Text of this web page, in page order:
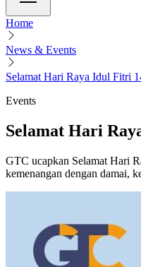
Home
News & Events
Selamat Hari Raya Idul Fitri
Events
Selamat Hari
GTC ucapkan Selamat Hari
kemenangan dengan damai,